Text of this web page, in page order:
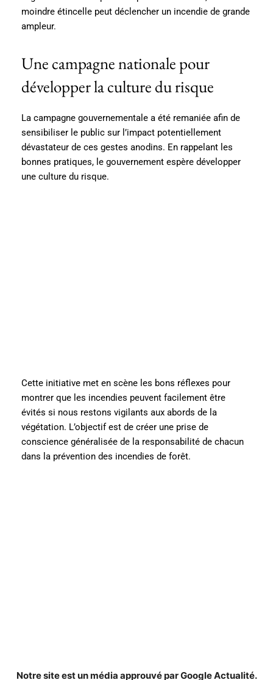
moindre étincelle peut déclencher un incendie de grande
ampleur.
Une campagne nationale pour
développer la culture du risque
La campagne gouvernementale a été remaniée afin de
sensibiliser le public sur l’impact potentiellement
dévastateur de ces gestes anodins. En rappelant les
bonnes pratiques, le gouvernement espère développer
une culture du risque.
Cette initiative met en scène les bons réflexes pour
montrer que les incendies peuvent facilement être
évités si nous restons vigilants aux abords de la
végétation. L’objectif est de créer une prise de
conscience généralisée de la responsabilité de chacun
dans la prévention des incendies de forêt.
Notre site est un média approuvé par Google Actualité.